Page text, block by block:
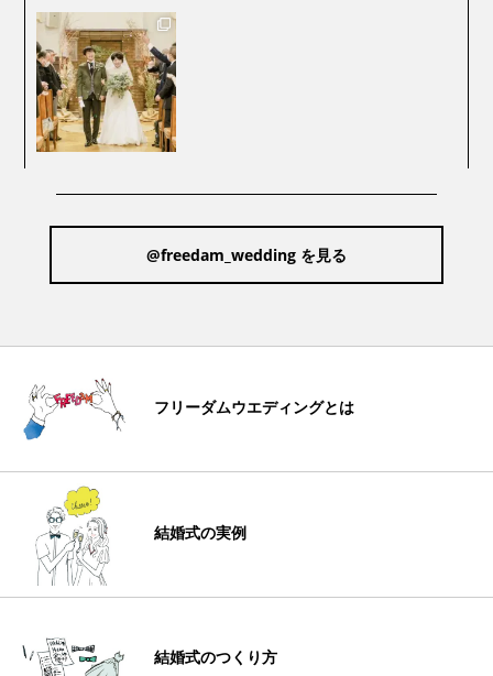
@freedam_wedding を見る
フリーダムウエディングとは
結婚式の実例
結婚式のつくり方